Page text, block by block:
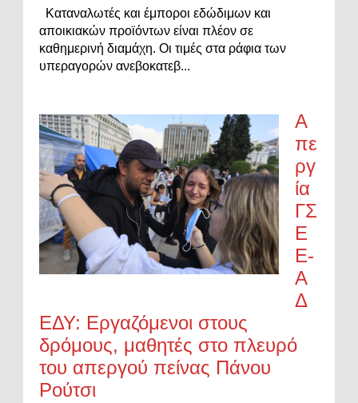
Καταναλωτές και έμποροι εδώδιμων και
αποικιακών προϊόντων είναι πλέον σε
καθημερινή διαμάχη. Οι τιμές στα ράφια των
υπεραγορών ανεβοκατεβ...
Α
πε
ργ
ία
ΓΣ
Ε
Ε-
Α
Δ
ΕΔΥ: Εργαζόμενοι στους
δρόμους, μαθητές στο πλευρό
του απεργού πείνας Πάνου
Ρούτσι